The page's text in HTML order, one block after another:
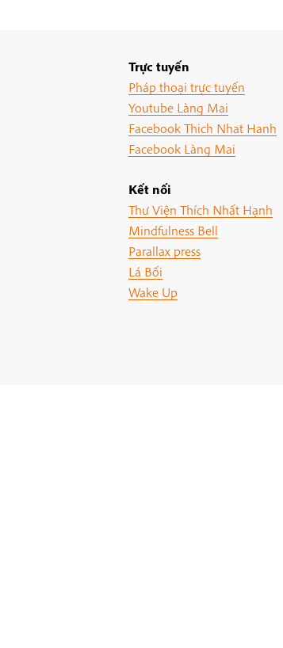
Trực tuyến
Pháp thoại trực tuyến
Youtube Làng Mai
Facebook Thich Nhat Hanh
Facebook Làng Mai
Kết nối
Thư Viện Thích Nhất Hạnh
Mindfulness Bell
Parallax press
Lá Bối
Wake Up